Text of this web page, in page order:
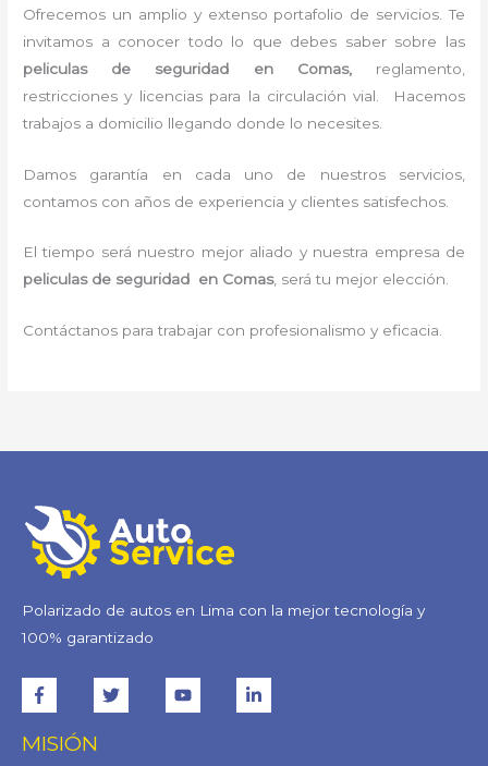
Ofrecemos un amplio y extenso portafolio de servicios. Te
invitamos a conocer todo lo que debes saber sobre las
peliculas de seguridad en Comas, reglamento,
restricciones y licencias para la circulación vial. Hacemos
trabajos a domicilio llegando donde lo necesites.
Damos garantía en cada uno de nuestros servicios,
contamos con años de experiencia y clientes satisfechos.
El tiempo será nuestro mejor aliado y nuestra empresa de
peliculas de seguridad en Comas, será tu mejor elección.
Contáctanos para trabajar con profesionalismo y eficacia.
Polarizado de autos en Lima con la mejor tecnología y
100% garantizado
MISIÓN